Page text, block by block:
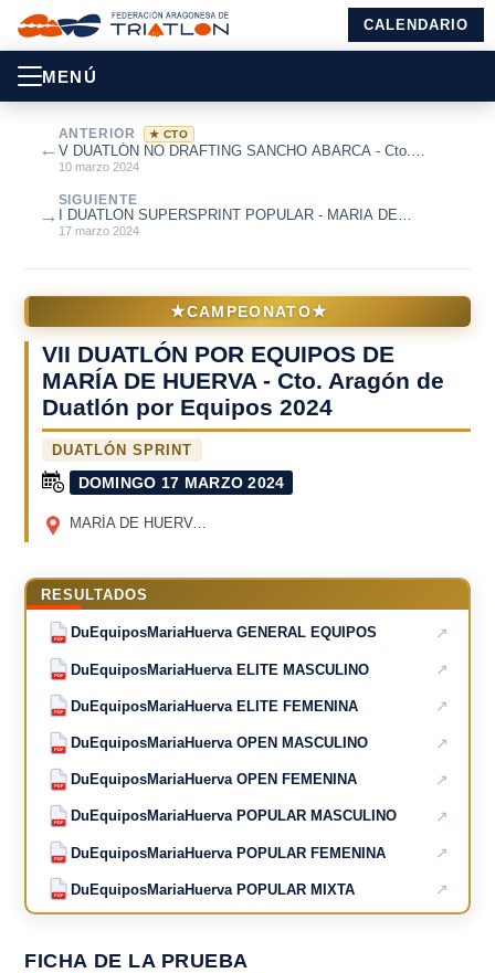
CALENDARIO
MENÚ
←
ANTERIOR ★ CTO
V DUATLÓN NO DRAFTING SANCHO ABARCA - Cto.
Aragón de Duatlón Estándar 2024
10 marzo 2024
SIGUIENTE
I DUATLON SUPERSPRINT POPULAR - MARIA DE
HUERVA
17 marzo 2024
→
★CAMPEONATO★
VII DUATLÓN POR EQUIPOS DE
MARÍA DE HUERVA - Cto. Aragón de
Duatlón por Equipos 2024
DUATLÓN SPRINT
DOMINGO 17 MARZO 2024
MARÍA DE HUERVA
RESULTADOS
PDF DuEquiposMariaHuerva GENERAL EQUIPOS ↗
PDF DuEquiposMariaHuerva ELITE MASCULINO ↗
PDF DuEquiposMariaHuerva ELITE FEMENINA ↗
PDF DuEquiposMariaHuerva OPEN MASCULINO ↗
PDF DuEquiposMariaHuerva OPEN FEMENINA ↗
PDF DuEquiposMariaHuerva POPULAR MASCULINO ↗
PDF DuEquiposMariaHuerva POPULAR FEMENINA ↗
PDF DuEquiposMariaHuerva POPULAR MIXTA ↗
FICHA DE LA PRUEBA